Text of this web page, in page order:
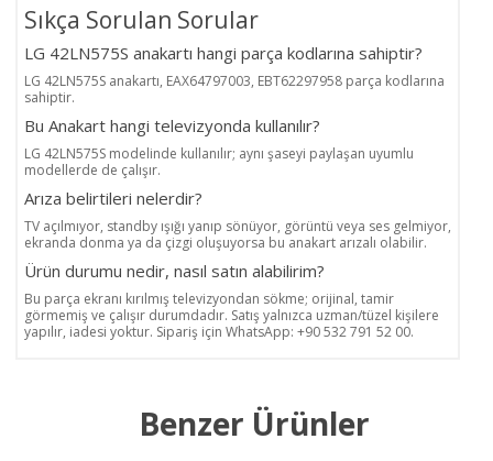
Sıkça Sorulan Sorular
LG 42LN575S anakartı hangi parça kodlarına sahiptir?
LG 42LN575S anakartı, EAX64797003, EBT62297958 parça kodlarına
sahiptir.
Bu Anakart hangi televizyonda kullanılır?
LG 42LN575S modelinde kullanılır; aynı şaseyi paylaşan uyumlu
modellerde de çalışır.
Arıza belirtileri nelerdir?
TV açılmıyor, standby ışığı yanıp sönüyor, görüntü veya ses gelmiyor,
ekranda donma ya da çizgi oluşuyorsa bu anakart arızalı olabilir.
Ürün durumu nedir, nasıl satın alabilirim?
Bu parça ekranı kırılmış televizyondan sökme; orijinal, tamir
görmemiş ve çalışır durumdadır. Satış yalnızca uzman/tüzel kişilere
yapılır, iadesi yoktur. Sipariş için WhatsApp: +90 532 791 52 00.
Benzer Ürünler